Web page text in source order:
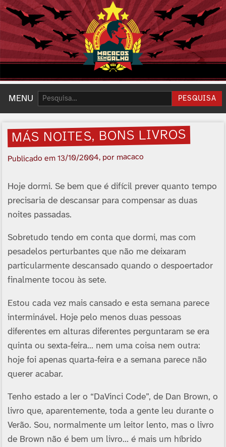
MENU Pesquisar: PESQUISA
MÁS NOITES, BONS LIVROS
Publicado em13/10/2004, por macaco
Hoje dormi. Se bem que é difícil prever quanto tempo
precisaria de descansar para compensar as duas
noites passadas.
Sobretudo tendo em conta que dormi, mas com
pesadelos perturbantes que não me deixaram
particularmente descansado quando o despoertador
finalmente tocou às sete.
Estou cada vez mais cansado e esta semana parece
interminável. Hoje pelo menos duas pessoas
diferentes em alturas diferentes perguntaram se era
quinta ou sexta-feira… nem uma coisa nem outra:
hoje foi apenas quarta-feira e a semana parece não
querer acabar.
Tenho estado a ler o “DaVinci Code”, de Dan Brown, o
livro que, aparentemente, toda a gente leu durante o
Verão. Sou, normalmente um leitor lento, mas o livro
de Brown não é bem um livro… é mais um híbrido